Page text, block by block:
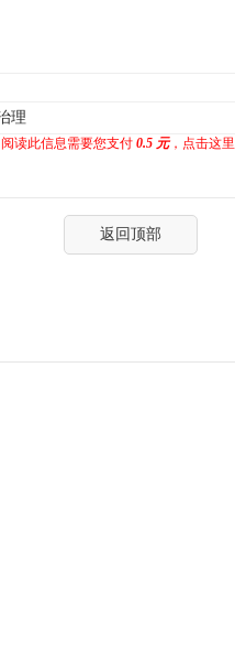
理
阅读此信息需要您支付 0.5 元，点击这
返回顶部